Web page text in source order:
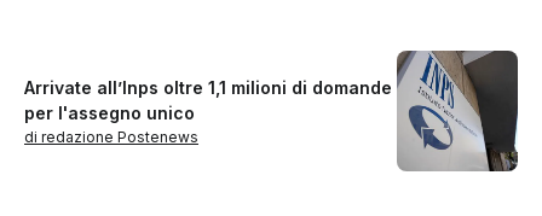
Arrivate all’Inps oltre 1,1 milioni di domande
per l'assegno unico
di redazione Postenews